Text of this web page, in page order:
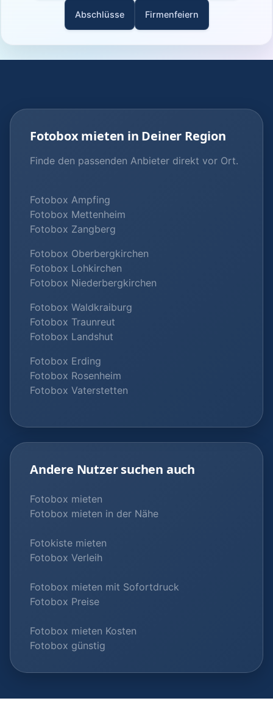
Abschlüsse Firmenfeiern
Fotobox mieten in Deiner Region
Finde den passenden Anbieter direkt vor Ort.
Fotobox Ampfing
Fotobox Mettenheim
Fotobox Zangberg
Fotobox Oberbergkirchen
Fotobox Lohkirchen
Fotobox Niederbergkirchen
Fotobox Waldkraiburg
Fotobox Traunreut
Fotobox Landshut
Fotobox Erding
Fotobox Rosenheim
Fotobox Vaterstetten
Andere Nutzer suchen auch
Fotobox mieten
Fotobox mieten in der Nähe
Fotokiste mieten
Fotobox Verleih
Fotobox mieten mit Sofortdruck
Fotobox Preise
Fotobox mieten Kosten
Fotobox günstig